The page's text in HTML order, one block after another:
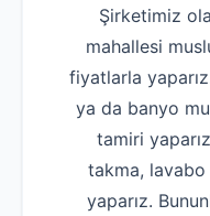
Şirketimiz
mahallesi
fiyatlarla
ya da banyo
tamiri
takma, lavabo
yaparız.